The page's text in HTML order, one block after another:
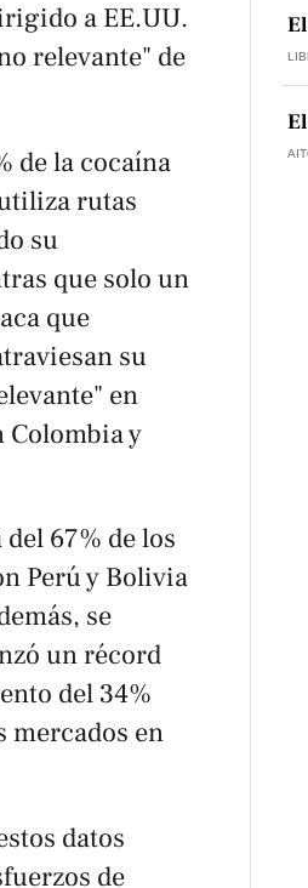
a EE.UU.
relevante" de
de la cocaína
rutas
su
que solo un
que
su
en
Colombia y
67% de los
Perú y Bolivia
se
un récord
del 34%
mercados en
datos
de